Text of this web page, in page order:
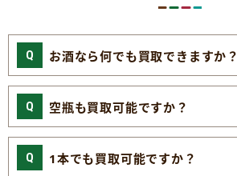
お酒なら何でも買取できますか？
空瓶も買取可能ですか？
1本でも買取可能ですか？